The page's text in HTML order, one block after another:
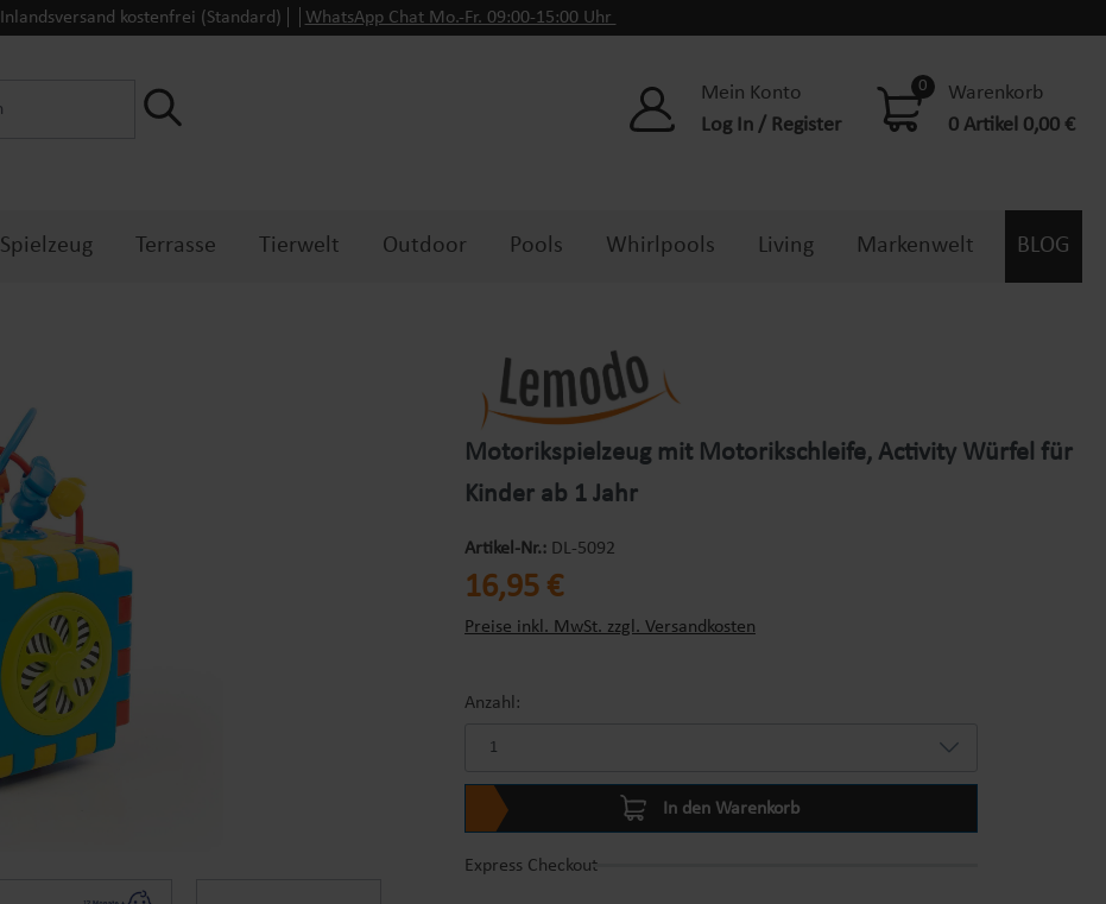
Inlandsversand kostenfrei (Standard) WhatsApp Chat Mo.-Fr. 09:00-15:00 Uhr
Mein Konto
Log In / Register
0
Warenkorb
0 Artikel 0,00 €
Spielzeug Terrasse Tierwelt Outdoor Pools Whirlpools Living Markenwelt BLOG
Motorikspielzeug mit Motorikschleife, Activity Würfel für
Kinder ab 1 Jahr
Artikel-Nr.: DL-5092
Regulärer Preis:
16,95 €
Preise inkl. MwSt. zzgl. Versandkosten
Anzahl:
In den Warenkorb
Express Checkout